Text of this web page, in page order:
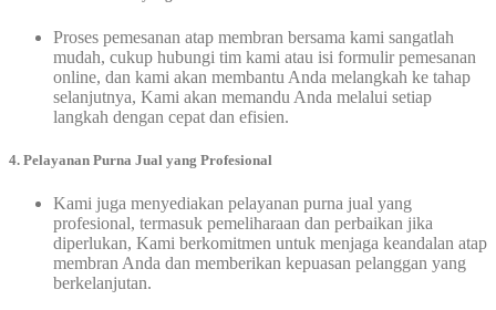
Proses pemesanan atap membran bersama kami sangatlah
mudah, cukup hubungi tim kami atau isi formulir pemesanan
online, dan kami akan membantu Anda melangkah ke tahap
selanjutnya, Kami akan memandu Anda melalui setiap
langkah dengan cepat dan efisien.
4. Pelayanan Purna Jual yang Profesional
Kami juga menyediakan pelayanan purna jual yang
profesional, termasuk pemeliharaan dan perbaikan jika
diperlukan, Kami berkomitmen untuk menjaga keandalan atap
membran Anda dan memberikan kepuasan pelanggan yang
berkelanjutan.